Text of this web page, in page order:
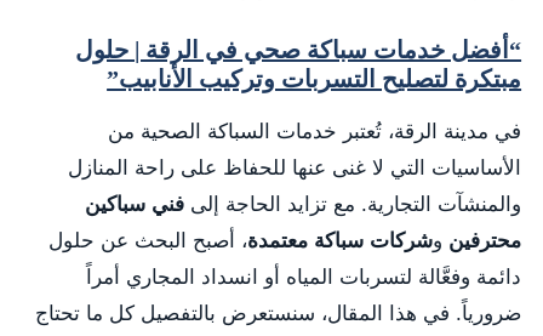
“أفضل خدمات سباكة صحي في الرقة | حلول
مبتكرة لتصليح التسربات وتركيب الأنابيب”
في مدينة الرقة، تُعتبر خدمات السباكة الصحية من
الأساسيات التي لا غنى عنها للحفاظ على راحة المنازل
والمنشآت التجارية. مع تزايد الحاجة إلى فني سباكين
محترفين وشركات سباكة معتمدة، أصبح البحث عن حلول
دائمة وفعَّالة لتسربات المياه أو انسداد المجاري أمراً
ضرورياً. في هذا المقال، سنستعرض بالتفصيل كل ما تحتاج